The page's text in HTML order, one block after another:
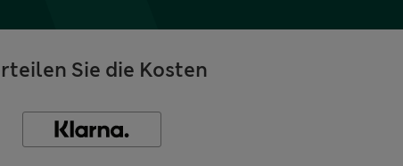
Sie die Kosten